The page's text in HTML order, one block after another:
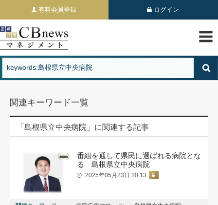
有料会員登録 ログイン
関連キーワード一覧
「島根県立中央病院」に関連する記事
番組を通して県民に選ばれる病院とな
る 島根県立中央病院
2025年05月23日 20:13